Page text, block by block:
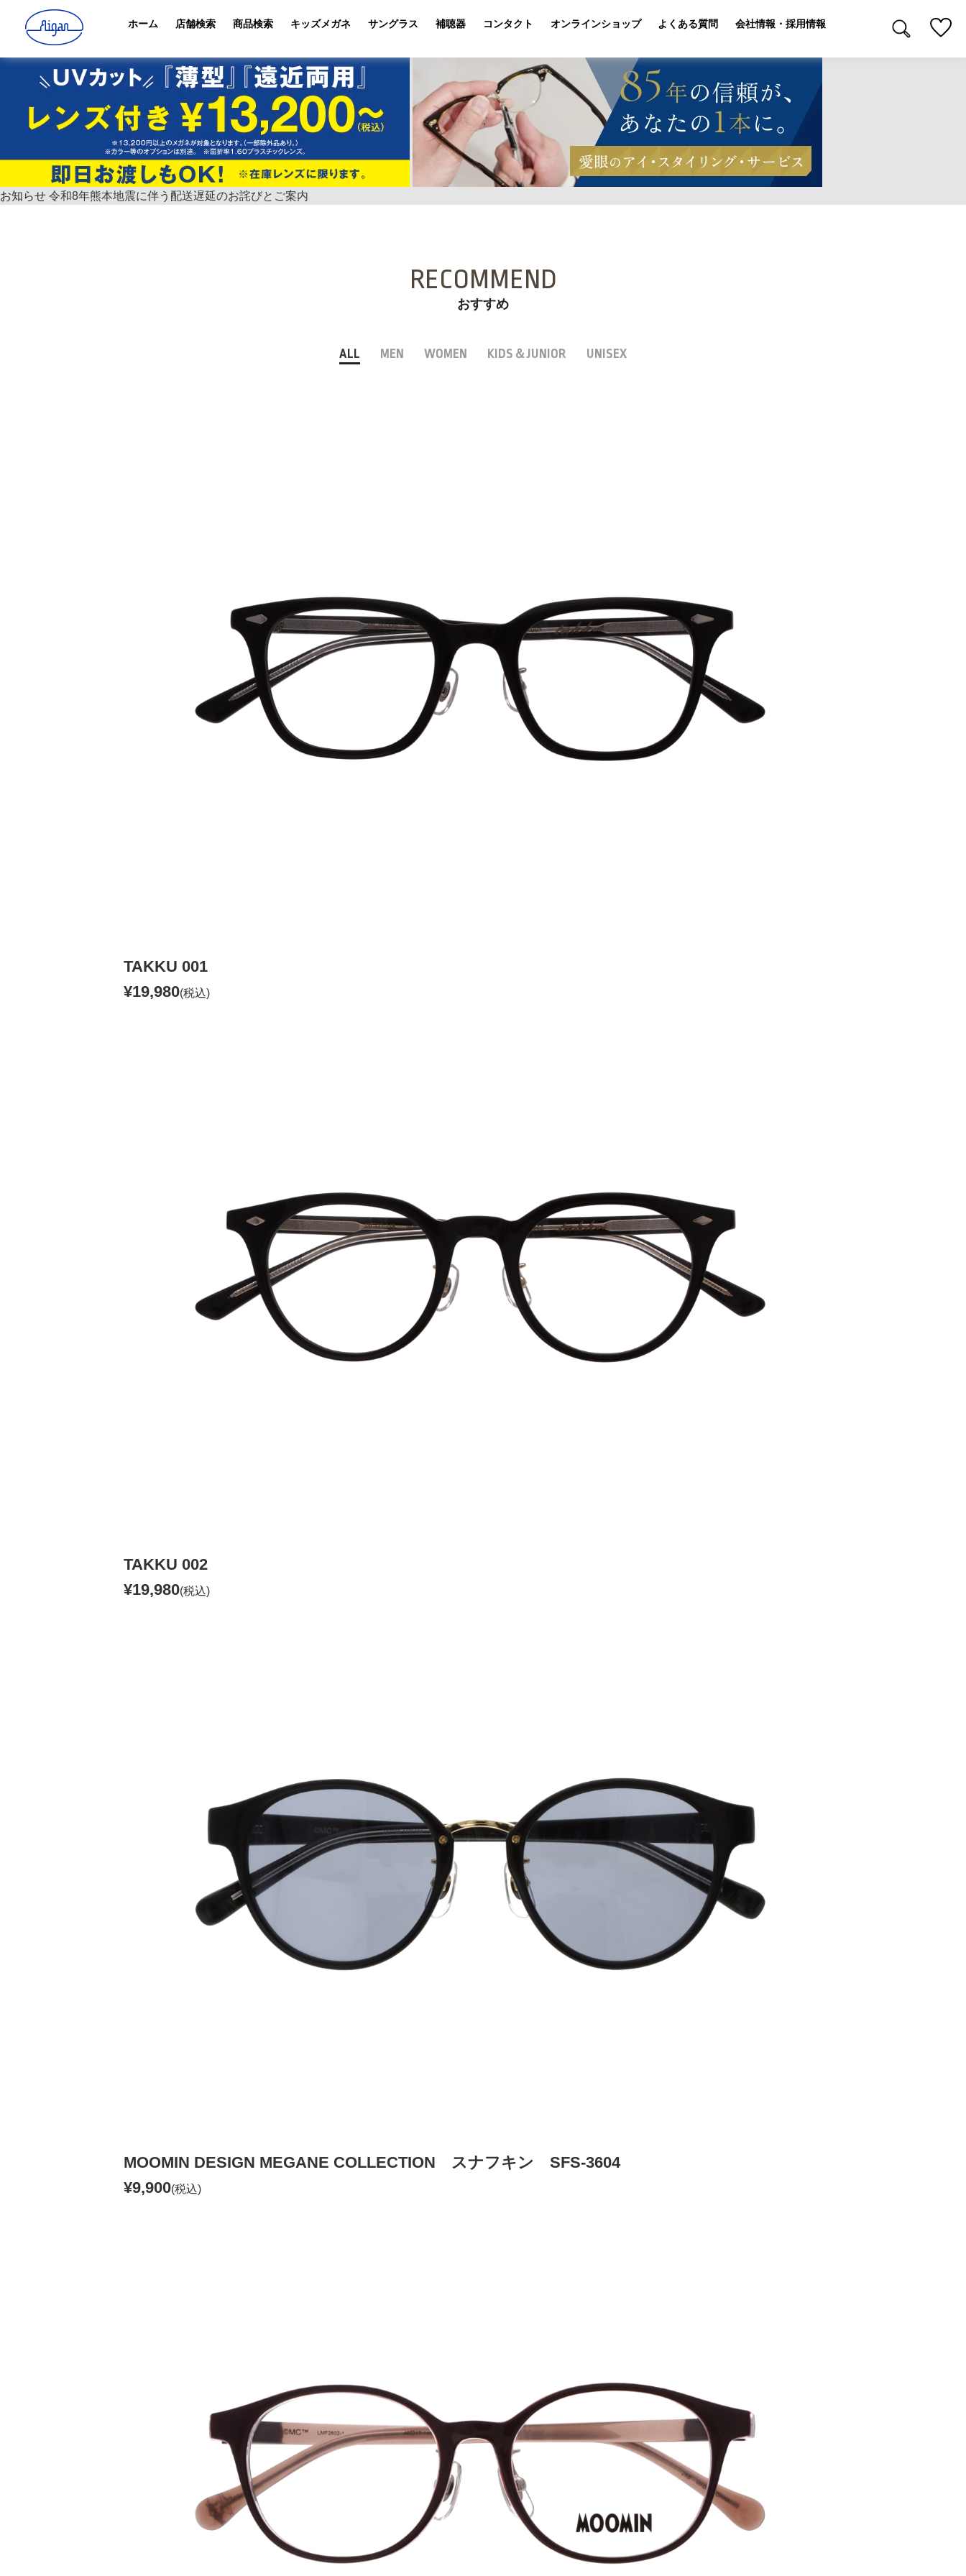
ホーム 店舗検索 商品検索 キッズメガネ サングラス 補聴器 コンタクト オンラインショップ よくある質問 会社情報・採用情報
お知らせ 令和8年熊本地震に伴う配送遅延のお詫びとご案内
RECOMMEND
おすすめ
ALL MEN WOMEN KIDS＆JUNIOR UNISEX
TAKKU 001
¥19,980(税込)
TAKKU 002
¥19,980(税込)
MOOMIN DESIGN MEGANE COLLECTION スナフキン SFS-3604
¥9,900(税込)